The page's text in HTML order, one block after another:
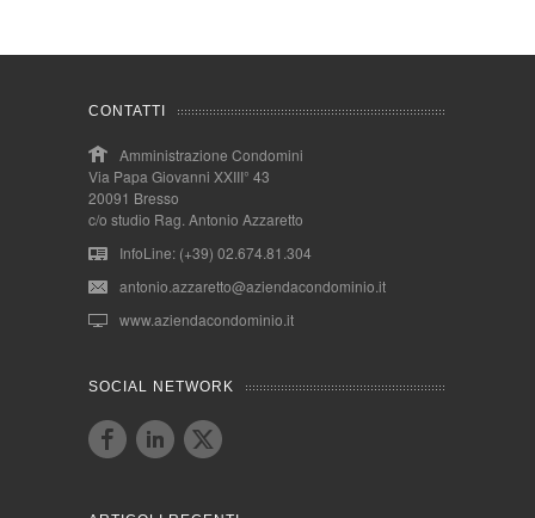
CONTATTI
Amministrazione Condomini
Via Papa Giovanni XXIII° 43
20091 Bresso
c/o studio Rag. Antonio Azzaretto
InfoLine: (+39) 02.674.81.304
antonio.azzaretto@aziendacondominio.it
www.aziendacondominio.it
SOCIAL NETWORK